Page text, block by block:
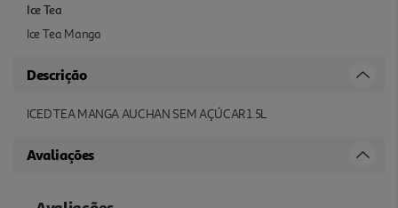
Ice Tea
Ice Tea Manga
Descrição
ICED TEA MANGA AUCHAN SEM AÇÚCAR 1.5L
Avaliações